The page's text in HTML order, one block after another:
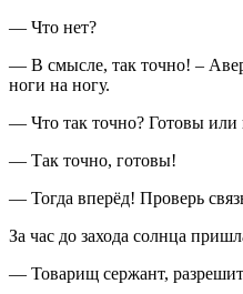
— Что нет?
— В смысле, так точно! –
ноги на ногу.
— Что так точно? Готовы или
— Так точно, готовы!
— Тогда вперёд! Проверь
За час до захода солнца
— Товарищ сержант,